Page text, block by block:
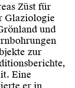
Züst für
Glaziologie
und
zur
Eine
er in